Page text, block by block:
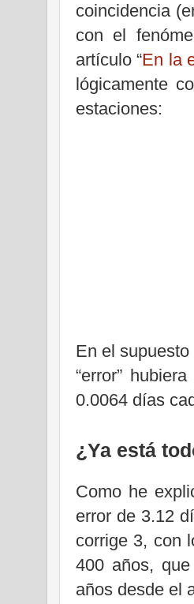
coincidencia
con el
artículo “En la
lógicamente
estaciones:
En el
“error”
0.0064 días
¿Ya está
Como he
error de 3.12
corrige 3, con
400 años,
años desde el